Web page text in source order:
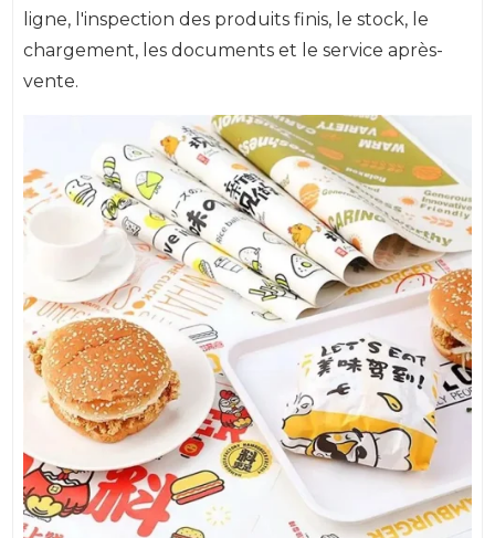
ligne, l'inspection des produits finis, le stock, le
chargement, les documents et le service après-
vente.